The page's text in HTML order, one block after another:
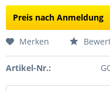
Preis nach Anmeldung
Merken
Artikel-Nr.: